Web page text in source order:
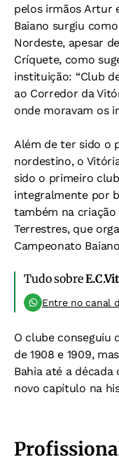
pelos irmãos Artur
Baiano surgiu
Nordeste, apesar
Críquete, como
instituição: “Club
ao Corredor da
onde moravam os
Além de ter sido o
nordestino, o
sido o primeiro
integralmente por
também na criação
Terrestres, que
Campeonato
Tudo sobre
Entre no canal
O clube conseguiu
de 1908 e 1909,
Bahia até a década
novo capítulo na